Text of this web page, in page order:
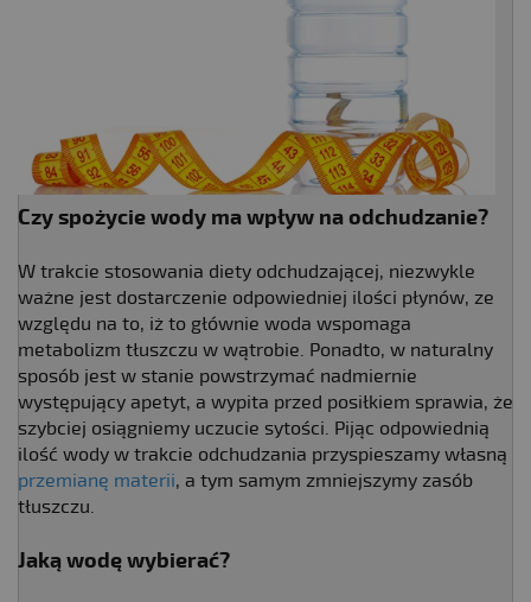
Czy spożycie wody ma wpływ na odchudzanie?
W trakcie stosowania diety odchudzającej, niezwykle
ważne jest dostarczenie odpowiedniej ilości płynów, ze
względu na to, iż to głównie woda wspomaga
metabolizm tłuszczu w wątrobie. Ponadto, w naturalny
sposób jest w stanie powstrzymać nadmiernie
występujący apetyt, a wypita przed posiłkiem sprawia, że
szybciej osiągniemy uczucie sytości. Pijąc odpowiednią
ilość wody w trakcie odchudzania przyspieszamy własną
przemianę materii, a tym samym zmniejszymy zasób
tłuszczu.
Jaką wodę wybierać?